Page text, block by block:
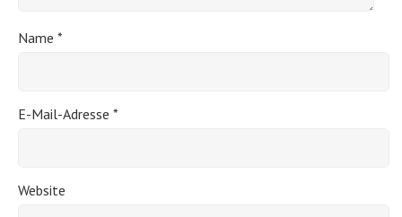
Name *
E-Mail-Adresse *
Website